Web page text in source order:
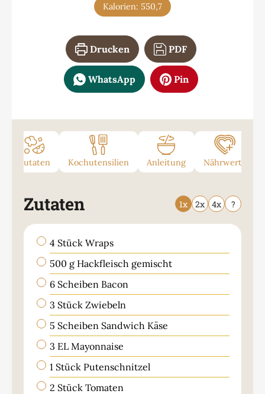
Kalorien: 550,7
Drucken PDF
WhatsApp Pin
Zutaten Kochutensilien Anleitung Nährwerte
Zutaten 1x 2x 4x ?
▢
4 Stück Wraps
▢500 g Hackfleisch gemischt
▢
6 Scheiben Bacon
▢
3 Stück Zwiebeln
▢
5 Scheiben Sandwich Käse
▢
3 EL Mayonnaise
▢1 Stück Putenschnitzel
▢
2 Stück Tomaten